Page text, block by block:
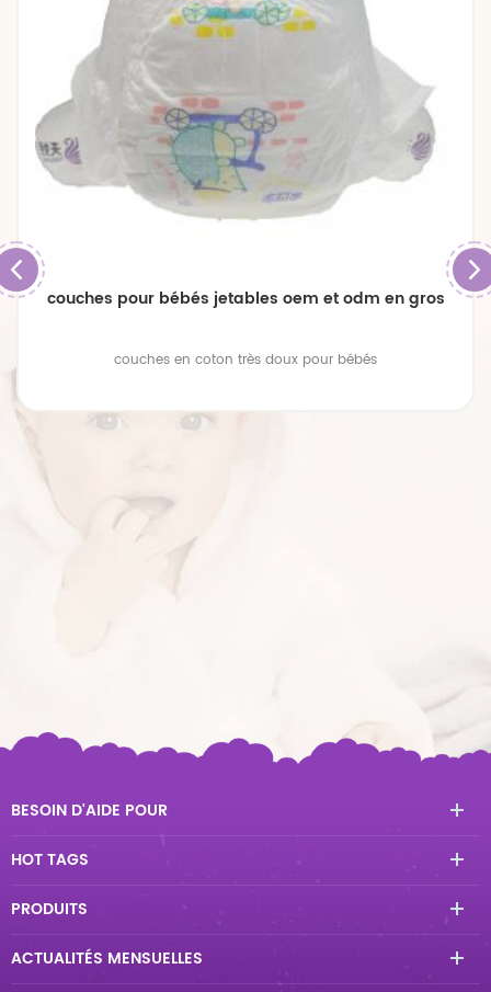
couches pour bébés jetables oem et odm en gros
couches en coton très doux pour bébés
BESOIN D'AIDE POUR
HOT TAGS
PRODUITS
ACTUALITÉS MENSUELLES